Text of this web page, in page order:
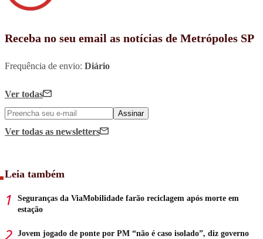
Receba no seu email as notícias de Metrópoles SP
Frequência de envio: Diário
Ver todas
Assinar
Ver todas as newsletters
Leia também
Seguranças da ViaMobilidade farão reciclagem após morte em
estação
Jovem jogado de ponte por PM “não é caso isolado”, diz governo